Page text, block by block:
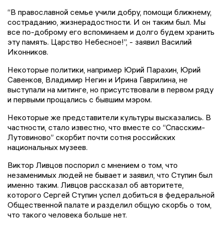
“В православной семье учили добру, помощи ближнему,
состраданию, жизнерадостности. И он таким был. Мы
все по-доброму его вспоминаем и долго будем хранить
эту память. Царство Небесное!”, - заявил Василий
Иконников.
Некоторые политики, например Юрий Парахин, Юрий
Савенков, Владимир Негин и Ирина Гаврилина, не
выступали на митинге, но присутствовали в первом ряду
и первыми прощались с бывшим мэром.
Некоторые же представители культуры высказались. В
частности, стало известно, что вместе со “Спасским-
Лутовиново” скорбит почти сотня российских
национальных музеев.
Виктор Ливцов поспорил с мнением о том, что
незаменимых людей не бывает и заявил, что Ступин был
именно таким. Ливцов рассказал об авторитете,
которого Сергей Ступин успел добиться в федеральной
Общественной палате и разделил общую скорбь о том,
что такого человека больше нет.